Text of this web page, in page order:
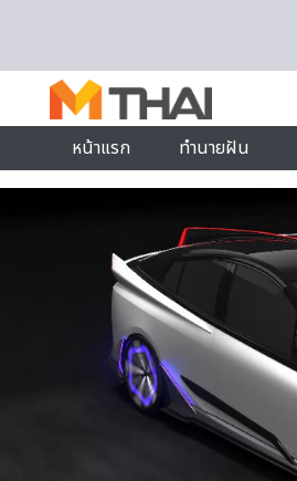
หน้าแรก
ทำนายฝัน